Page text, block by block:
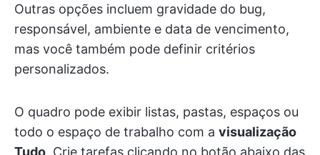
Outras opções incluem gravidade do bug,
responsável, ambiente e data de vencimento,
mas você também pode definir critérios
personalizados.
O quadro pode exibir listas, pastas, espaços ou
todo o espaço de trabalho com a visualização
Tudo . Crie tarefas clicando no botão abaixo das